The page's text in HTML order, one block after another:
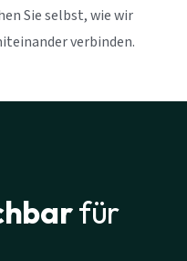
Sie selbst, wie wir
verbinden.
für